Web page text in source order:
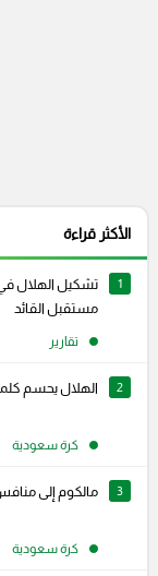
الأكثر قراءة
1
تشكيل الهلال
مستقبل القائد
تقارير
2 الهلال يحسم
كرة سعودية
3 مالكوم إلى
كرة سعودية